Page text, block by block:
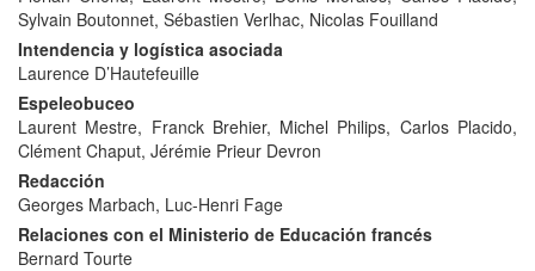
Sylvain Boutonnet, Sébastien Verlhac, Nicolas Fouilland
Intendencia y logística asociada
Laurence D’Hautefeuille
Espeleobuceo
Laurent Mestre, Franck Brehier, Michel Philips, Carlos Placido,
Clément Chaput, Jérémie Prieur Devron
Redacción
Georges Marbach, Luc-Henri Fage
Relaciones con el Ministerio de Educación francés
Bernard Tourte